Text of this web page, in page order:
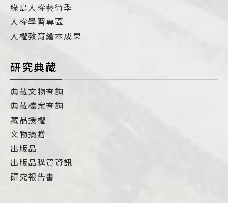
綠島人權藝術季
人權學習專區
人權教育繪本成果
研究典藏
典藏文物查詢
典藏檔案查詢
藏品授權
文物捐贈
出版品
出版品購買資訊
研究報告書